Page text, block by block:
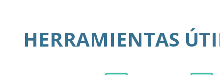
HERRAMIENTAS